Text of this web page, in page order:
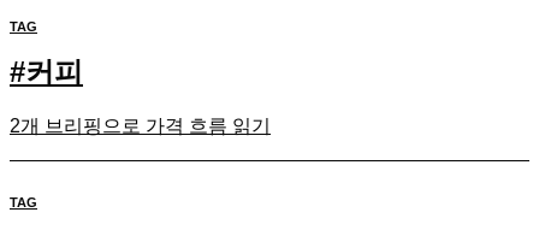
TAG
#커피
2개 브리핑으로 가격 흐름 읽기
TAG